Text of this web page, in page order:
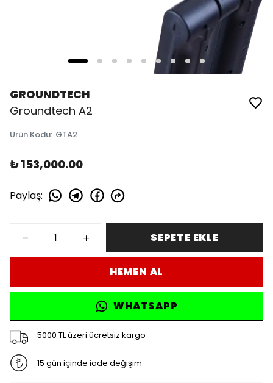
GROUNDTECH
Groundtech A2
Ürün Kodu: GTA2
₺ 153,000.00
Paylaş:
SEPETE EKLE
HEMEN AL
WHATSAPP
5000 TL üzeri ücretsiz kargo
15 gün içinde iade değişim